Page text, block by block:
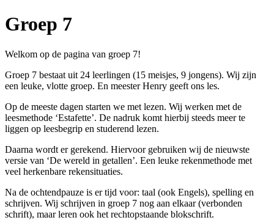
Groep 7
Welkom op de pagina van groep 7!
Groep 7 bestaat uit 24 leerlingen (15 meisjes, 9 jongens). Wij zijn
een leuke, vlotte groep. En meester Henry geeft ons les.
Op de meeste dagen starten we met lezen. Wij werken met de
leesmethode ‘Estafette’. De nadruk komt hierbij steeds meer te
liggen op leesbegrip en studerend lezen.
Daarna wordt er gerekend. Hiervoor gebruiken wij de nieuwste
versie van ‘De wereld in getallen’. Een leuke rekenmethode met
veel herkenbare rekensituaties.
Na de ochtendpauze is er tijd voor: taal (ook Engels), spelling en
schrijven. Wij schrijven in groep 7 nog aan elkaar (verbonden
schrift), maar leren ook het rechtopstaande blokschrift.